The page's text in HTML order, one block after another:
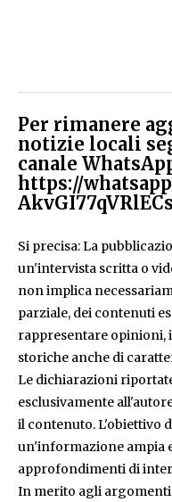
Per rimanere
notizie locali
canale
https://
Si precisa: La
un'intervista scritta o
non implica
parziale, dei contenuti
rappresentare
storiche anche di
Le dichiarazioni
esclusivamente
il contenuto. L'obiettivo
un'informazione ampia
approfondimenti di
In merito agli argomenti